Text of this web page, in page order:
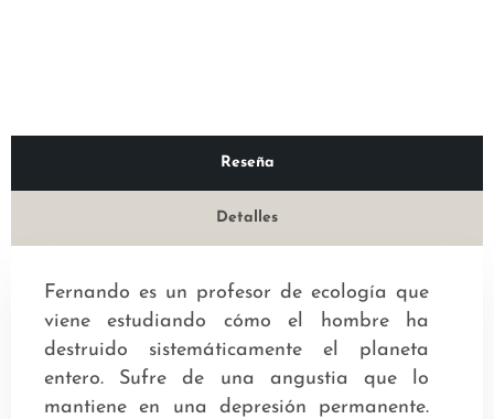
Reseña
Detalles
Fernando es un profesor de ecología que
viene estudiando cómo el hombre ha
destruido sistemáticamente el planeta
entero. Sufre de una angustia que lo
mantiene en una depresión permanente.